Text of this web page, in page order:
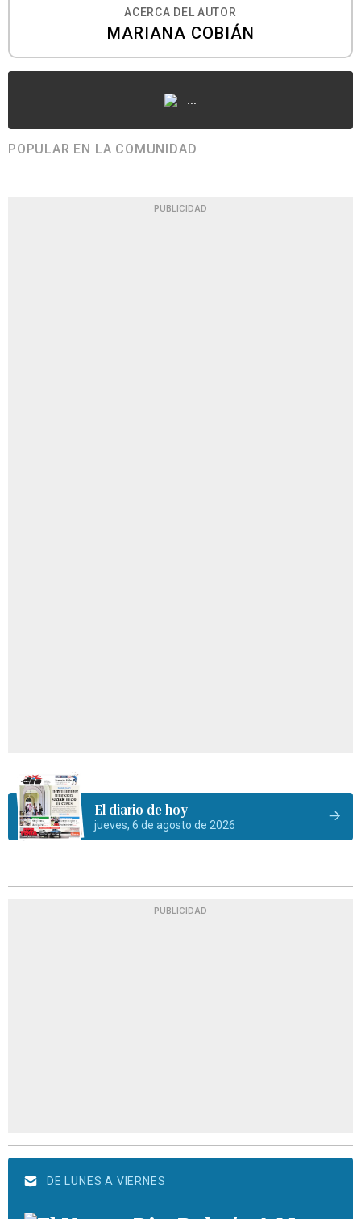
ACERCA DEL AUTOR
MARIANA COBIÁN
...
POPULAR EN LA COMUNIDAD
PUBLICIDAD
El diario de hoy
jueves, 6 de agosto de 2026
PUBLICIDAD
DE LUNES A VIERNES